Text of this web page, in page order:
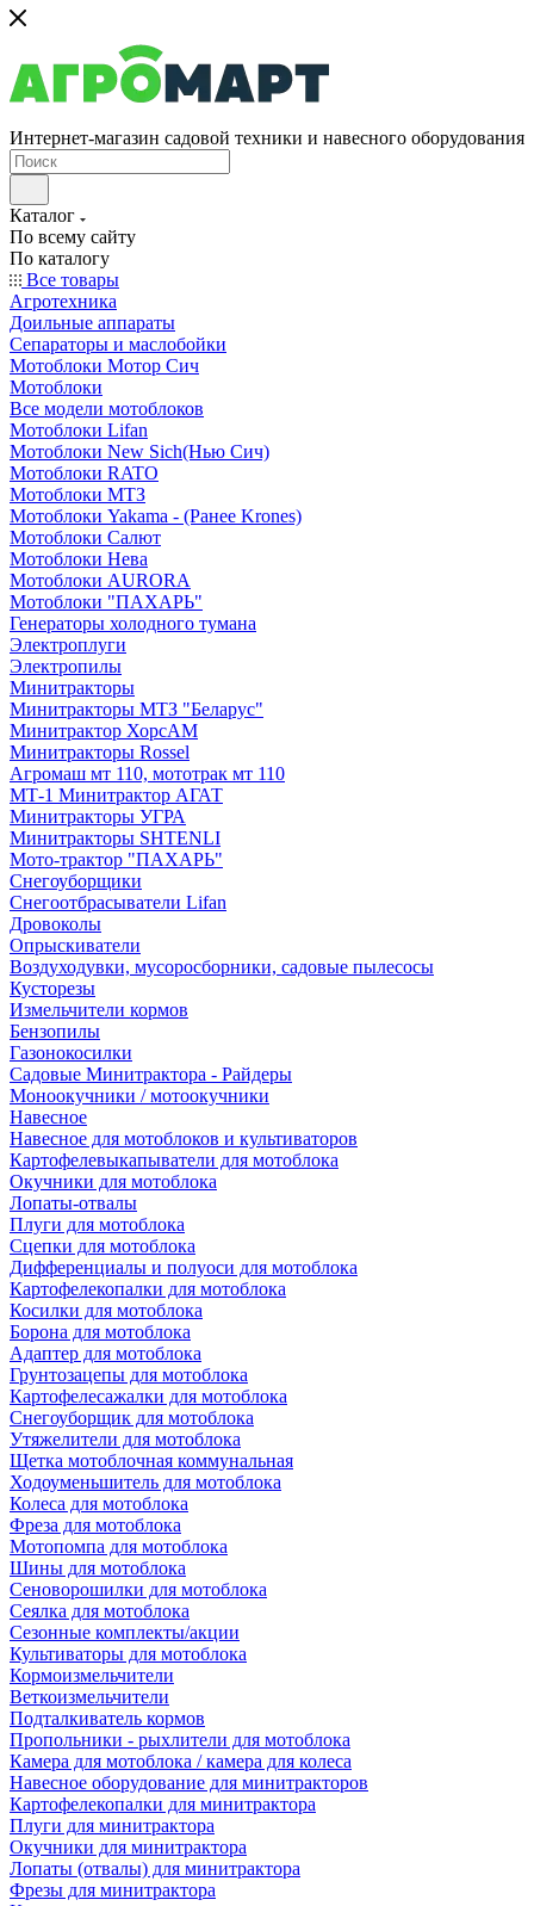
Интернет-магазин садовой техники и навесного оборудования
Каталог
По всему сайту
По каталогу
Все товары
Агротехника
Доильные аппараты
Сепараторы и маслобойки
Мотоблоки Мотор Сич
Мотоблоки
Все модели мотоблоков
Мотоблоки Lifan
Мотоблоки New Sich(Нью Сич)
Мотоблоки RATO
Мотоблоки МТЗ
Мотоблоки Yakama - (Ранее Krones)
Мотоблоки Салют
Мотоблоки Нева
Мотоблоки AURORA
Мотоблоки "ПАХАРЬ"
Генераторы холодного тумана
Электроплуги
Электропилы
Минитракторы
Минитракторы МТЗ "Беларус"
Минитрактор ХорсАМ
Минитракторы Rossel
Агромаш мт 110, мототрак мт 110
МТ-1 Минитрактор АГАТ
Минитракторы УГРА
Минитракторы SHTENLI
Мото-трактор "ПАХАРЬ"
Снегоуборщики
Снегоотбрасыватели Lifan
Дровоколы
Опрыскиватели
Воздуходувки, мусоросборники, cадовые пылесосы
Кусторезы
Измельчители кормов
Бензопилы
Газонокосилки
Садовые Минитрактора - Райдеры
Моноокучники / мотоокучники
Навесное
Навесное для мотоблоков и культиваторов
Картофелевыкапыватели для мотоблока
Окучники для мотоблока
Лопаты-отвалы
Плуги для мотоблока
Сцепки для мотоблока
Дифференциалы и полуоси для мотоблока
Картофелекопалки для мотоблока
Косилки для мотоблока
Борона для мотоблока
Адаптер для мотоблока
Грунтозацепы для мотоблока
Картофелесажалки для мотоблока
Снегоуборщик для мотоблока
Утяжелители для мотоблока
Щетка мотоблочная коммунальная
Ходоуменьшитель для мотоблока
Колеса для мотоблока
Фреза для мотоблока
Мотопомпа для мотоблока
Шины для мотоблока
Сеноворошилки для мотоблока
Сеялка для мотоблока
Сезонные комплекты/акции
Культиваторы для мотоблока
Кормоизмельчители
Веткоизмельчители
Подталкиватель кормов
Пропольники - рыхлители для мотоблока
Камера для мотоблока / камера для колеса
Навесное оборудование для минитракторов
Картофелекопалки для минитрактора
Плуги для минитрактора
Окучники для минитрактора
Лопаты (отвалы) для минитрактора
Фрезы для минитрактора